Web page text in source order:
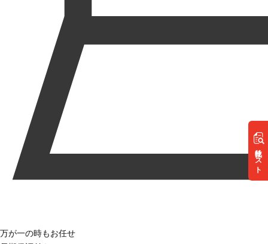
リスト
万が一の時もお任せ